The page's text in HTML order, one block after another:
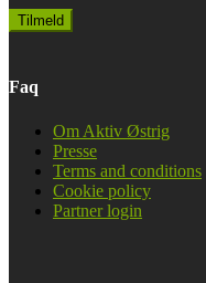
Faq
Om Aktiv Østrig
Presse
Terms and conditions
Cookie policy
Partner login